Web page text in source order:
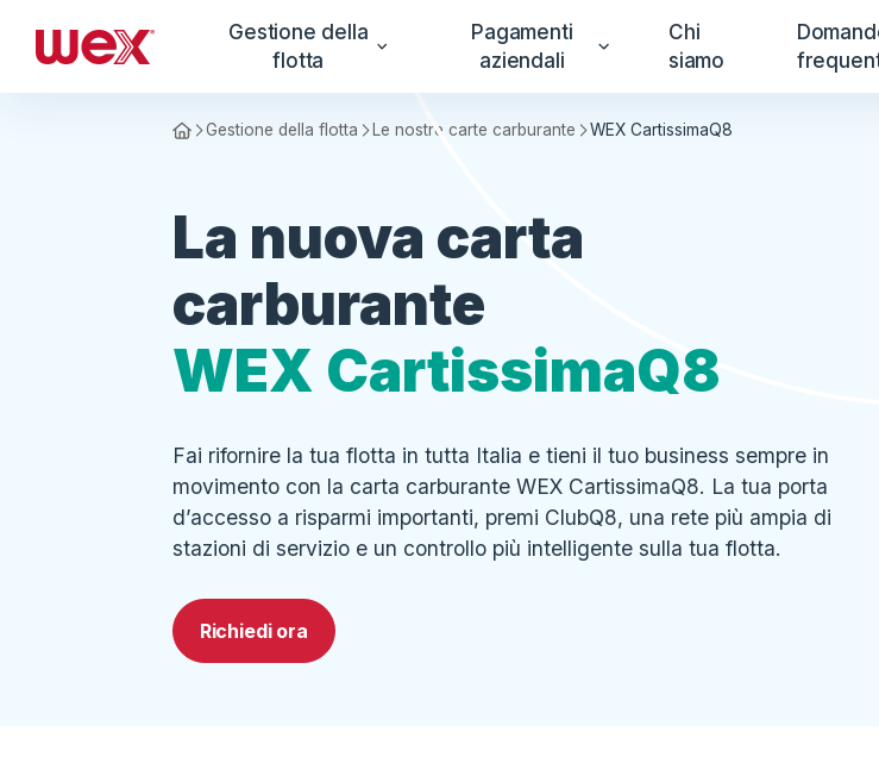
Gestione della
flotta
Pagamenti
aziendali
Chi
siamo
Homepage
Gestione della flotta Le nostre carte carburante WEX CartissimaQ8
La nuova carta
carburante
WEX CartissimaQ8
Fai rifornire la tua flotta in tutta Italia e tieni il tuo business sempre in
movimento con la carta carburante WEX CartissimaQ8. La tua porta
d’accesso a risparmi importanti, premi ClubQ8, una rete più ampia di
stazioni di servizio e un controllo più intelligente sulla tua flotta.
Richiedi ora